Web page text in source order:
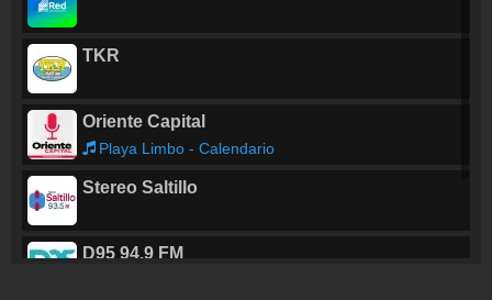
TKR
Oriente Capital
Playa Limbo - Calendario
Stereo Saltillo
D95 94.9 FM